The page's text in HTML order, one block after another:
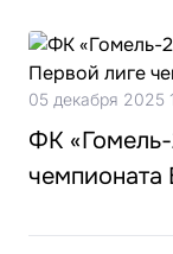
05 декабря 2025
ФК «Гомель-
чемпионата